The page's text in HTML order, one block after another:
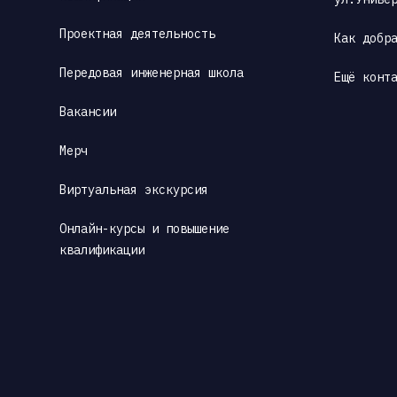
Проектная деятельность
Передовая инженерная школа
Вакансии
Мерч
Виртуальная экскурсия
Онлайн-курсы и повышение
квалификации
Как
Ещё